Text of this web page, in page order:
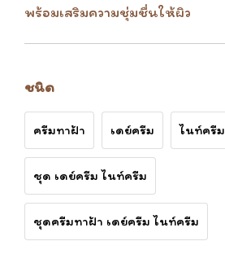
พร้อมเสริมความชุ่มชื่นให้ผิว
ชนิด
ครีมทาฝ้า เดย์ครีม ไนท์ครีม
ชุด เดย์ครีม ไนท์ครีม
ชุดครีมทาฝ้า เดย์ครีม ไนท์ครีม